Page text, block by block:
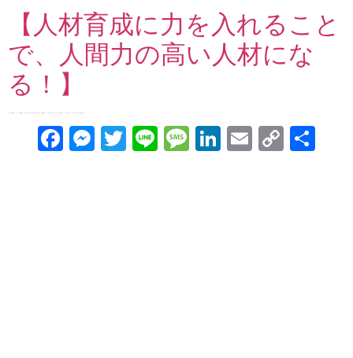
【人材育成に力を入れること
で、人間力の高い人材にな
る！】
Facebook
Messenger
Twitter
LineMessage
LinkedIn
Email
Copy